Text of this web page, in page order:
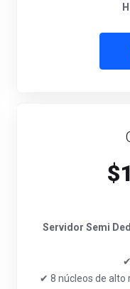
Servidor Semi
✔ 8 núcleos de alto